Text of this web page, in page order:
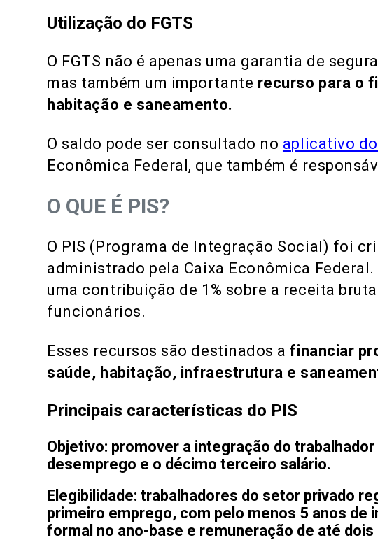
Utilização do FGTS
O FGTS não é apenas uma garantia de
mas também um importante recurso para o
habitação e saneamento.
O saldo pode ser consultado no aplicativo do
Econômica Federal, que também é
O QUE É PIS?
O PIS (Programa de Integração Social) foi
administrado pela Caixa Econômica
uma contribuição de 1% sobre a receita
funcionários.
Esses recursos são destinados afinanciar
saúde, habitação, infraestrutura e
Principais características do PIS
Objetivo: promover a integração do
desemprego e o décimo terceiro salário.
Elegibilidade: trabalhadores do setor privado
primeiro emprego, com pelo menos 5 anos de
formal no ano-base e remuneração de até